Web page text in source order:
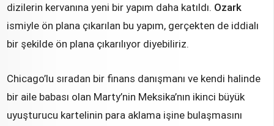
dizilerin kervanına yeni bir yapım daha katıldı. Ozark
ismiyle ön plana çıkarılan bu yapım, gerçekten de iddialı
bir şekilde ön plana çıkarılıyor diyebiliriz.
Chicago’lu sıradan bir finans danışmanı ve kendi halinde
bir aile babası olan Marty’nin Meksika’nın ikinci büyük
uyuşturucu kartelinin para aklama işine bulaşmasını